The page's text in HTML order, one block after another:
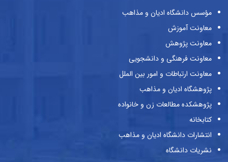
مؤسس دانشگاه ادیان و مذاهب
معاونت آموزش
معاونت پژوهش
معاونت فرهنگی و دانشجویی
معاونت ارتباطات و امور بین الملل
پژوهشگاه ادیان و مذاهب
پژوهشکده مطالعات زن و خانواده
کتابخانه
انتشارات دانشگاه ادیان و مذاهب
نشریات دانشگاه